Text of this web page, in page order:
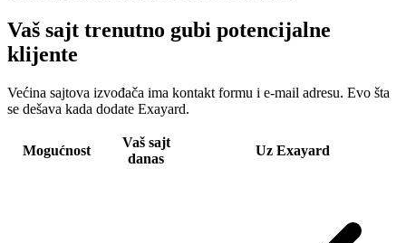
Vaš sajt trenutno gubi potencijalne
klijente
Većina sajtova izvođača ima kontakt formu i e-mail adresu. Evo šta
se dešava kada dodate Exayard.
Mogućnost
Vaš sajt
danas
Uz Exayard